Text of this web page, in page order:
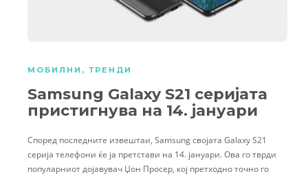
МОБИЛНИ , ТРЕНДИ
Samsung Galaxy S21 серијата
пристигнува на 14. јануари
Според последните извештаи, Samsung својата Galaxy S21
серија телефони ќе ја претстави на 14. јануари. Ова го тврди
популарниот дојавувач Џон Просер, кој претходно точно го